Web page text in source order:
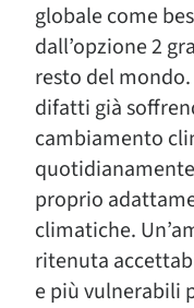
globale come
dall’opzione 2
resto del
difatti già
cambiamento
proprio
climatiche.
ritenuta
e più vulnerabili